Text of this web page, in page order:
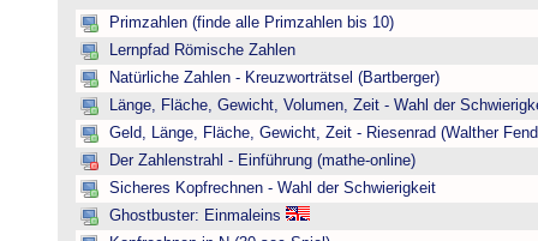
Primzahlen (finde alle Primzahlen bis 10)
Lernpfad Römische Zahlen
Natürliche Zahlen - Kreuzworträtsel (Bartberger)
Länge, Fläche, Gewicht, Volumen, Zeit - Wahl der
Geld, Länge, Fläche, Gewicht, Zeit - Riesenrad (Walther
Der Zahlenstrahl - Einführung (mathe-online)
Sicheres Kopfrechnen - Wahl der Schwierigkeit
Ghostbuster: Einmaleins